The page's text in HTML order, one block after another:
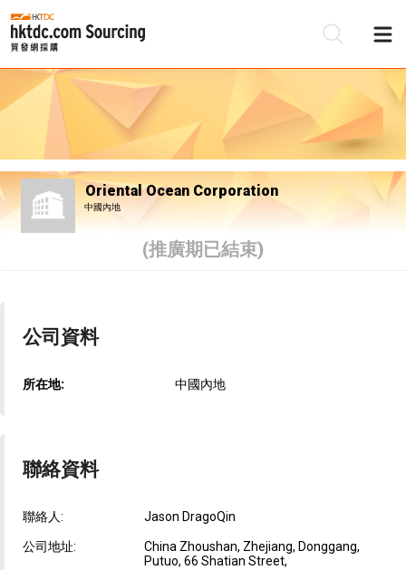
Oriental Ocean Corporation
中國內地
(推廣期已結束)
公司資料
所在地: 中國內地
聯絡資料
聯絡人: Jason DragoQin
公司地址:
China Zhoushan, Zhejiang, Donggang,
Putuo, 66 Shatian Street,